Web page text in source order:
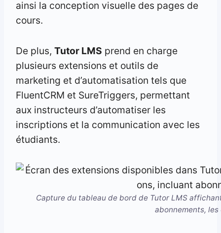
ainsi la conception visuelle des pages de
cours.
De plus, Tutor LMS prend en charge
plusieurs extensions et outils de
marketing et d’automatisation tels que
FluentCRM et SureTriggers, permettant
aux instructeurs d’automatiser les
inscriptions et la communication avec les
étudiants.
Capture du tableau de bord de Tutor LMS
abonnements,